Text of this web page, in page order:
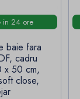
in 24 ore
baie fara
cadru
x 50 cm,
close,